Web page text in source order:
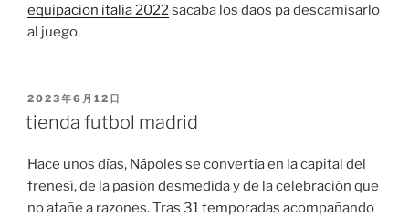
equipacion italia 2022sacaba los daos pa descamisarlo
al juego.
PUBLICADO
EL
2023年6月12日
tienda futbol madrid
Hace unos días, Nápoles se convertía en la capital del
frenesí, de la pasión desmedida y de la celebración que
no atañe a razones. Tras 31 temporadas acompañando